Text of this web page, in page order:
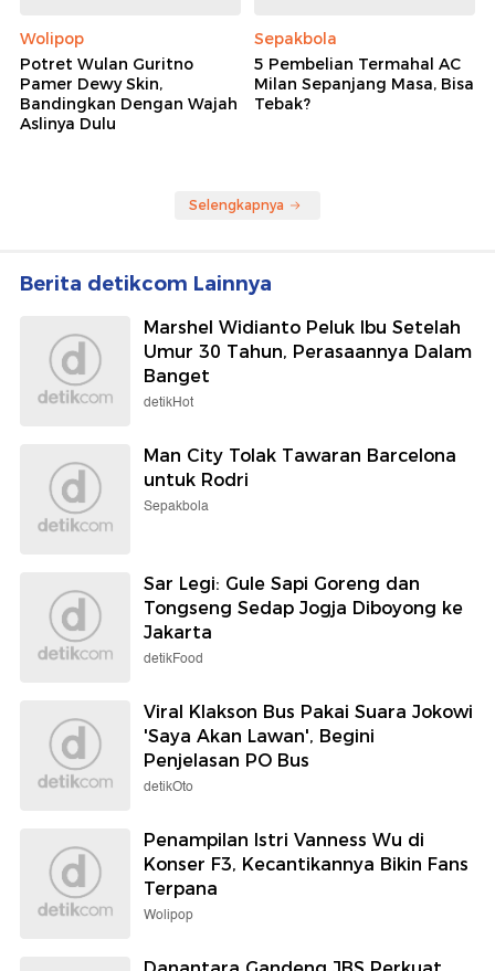
Wolipop
Potret Wulan Guritno
Pamer Dewy Skin,
Bandingkan Dengan Wajah
Aslinya Dulu
Sepakbola
5 Pembelian Termahal AC
Milan Sepanjang Masa, Bisa
Tebak?
Selengkapnya
Berita detikcom Lainnya
Marshel Widianto Peluk Ibu Setelah
Umur 30 Tahun, Perasaannya Dalam
Banget
detikHot
Man City Tolak Tawaran Barcelona
untuk Rodri
Sepakbola
Sar Legi: Gule Sapi Goreng dan
Tongseng Sedap Jogja Diboyong ke
Jakarta
detikFood
Viral Klakson Bus Pakai Suara Jokowi
'Saya Akan Lawan', Begini
Penjelasan PO Bus
detikOto
Penampilan Istri Vanness Wu di
Konser F3, Kecantikannya Bikin Fans
Terpana
Wolipop